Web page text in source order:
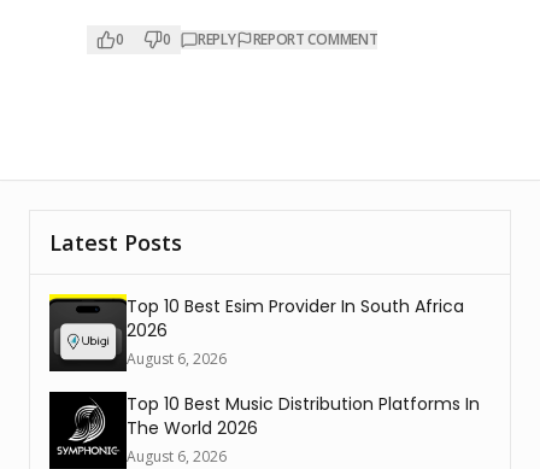
0 0 REPLY REPORT COMMENT
Latest Posts
Top 10 Best Esim Provider In South Africa
2026
August 6, 2026
Top 10 Best Music Distribution Platforms In
The World 2026
August 6, 2026